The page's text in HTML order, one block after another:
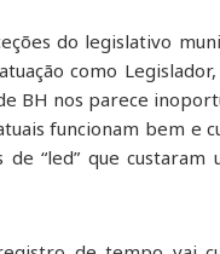
do legislativo
como
BH nos parece
funcionam bem e
“led” que